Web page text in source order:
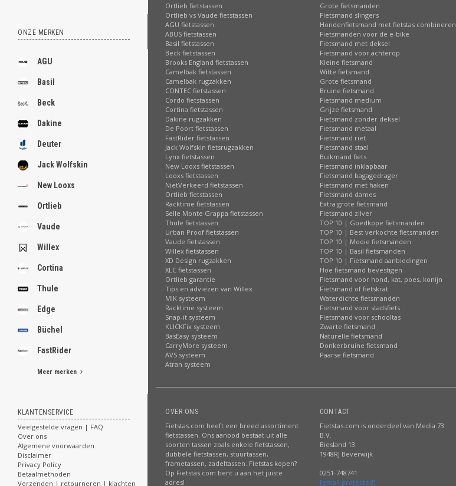
ONZE MERKEN
AGU
Basil
Beck
Dakine
Deuter
Jack Wolfskin
New Looxs
Ortlieb
Vaude
Willex
Cortina
Thule
Edge
Büchel
FastRider
Meer merken
KLANTENSERVICE
Veelgestelde vragen | FAQ
Over ons
Algemene voorwaarden
Disclaimer
Privacy Policy
Betaalmethoden
Verzenden | retourneren | klachten
Ortlieb fietstassen
Ortlieb vs Vaude fietstassen
AGU fietstassen
ABUS fietstassen
Basil fietstassen
Beck fietstassen
Brooks England fietstassen
Camelbak fietstassen
Camelbak rugzakken
CONTEC fietstassen
Cordo fietstassen
Cortina fietstassen
Dakine rugzakken
De Poort fietstassen
FastRider fietstassen
Jack Wolfskin fietsrugzakken
Lynx fietstassen
New Looxs fietstassen
Looxs fietstassen
NietVerkeerd fietstassen
Ortlieb fietstassen
Racktime fietstassen
Selle Monte Grappa fietstassen
Thule fietstassen
Urban Proof fietstassen
Vaude fietstassen
Willex fietstassen
XD Design rugzakken
XLC fietstassen
Ortlieb garantie
Tips en adviezen van Willex
MIK systeem
Racktime systeem
Snap-it systeem
KLICKFix systeem
BasEasy systeem
CarryMore systeem
AVS systeem
Atran systeem
Grote fietsmanden
Fietsmand slingers
Hondenfietsmand met fietstas combineren
Fietsmanden voor de e-bike
Fietsmand met deksel
Fietsmand voor achterop
Kleine fietsmand
Witte fietsmand
Grote fietsmand
Bruine fietsmand
Fietsmand medium
Grijze fietsmand
Fietsmand zonder deksel
Fietsmand metaal
Fietsmand riet
Fietsmand staal
Buikmand fiets
Fietsmand inklapbaar
Fietsmand bagagedrager
Fietsmand met haken
Fietsmand dames
Extra grote fietsmand
Fietsmand zilver
TOP 10 | Goedkope fietsmanden
TOP 10 | Best verkochte fietsmanden
TOP 10 | Mooie fietsmanden
TOP 10 | Basil fietsmanden
TOP 10 | Fietsmand aanbiedingen
Hoe fietsmand bevestigen
Fietsmand voor hond, kat, poes, konijn
Fietsmand of fietskrat
Waterdichte fietsmanden
Fietsmand voor stadsfiets
Fietsmand voor schooltas
Zwarte fietsmand
Naturelle fietsmand
Donkerbruine fietsmand
Paarse fietsmand
OVER ONS
Fietstas.com heeft een breed assortiment
fietstassen. Ons aanbod bestaat uit alle
soorten tassen zoals enkele fietstassen,
dubbele fietstassen, stuurtassen,
frametassen, zadeltassen. Fietstas kopen?
Op Fietstas.com bent u aan het juiste
adres!
CONTACT
Fietstas.com is onderdeel van Media 73
B.V.
Biesland 13
1948RJ Beverwijk
0251-748741
[email protected]